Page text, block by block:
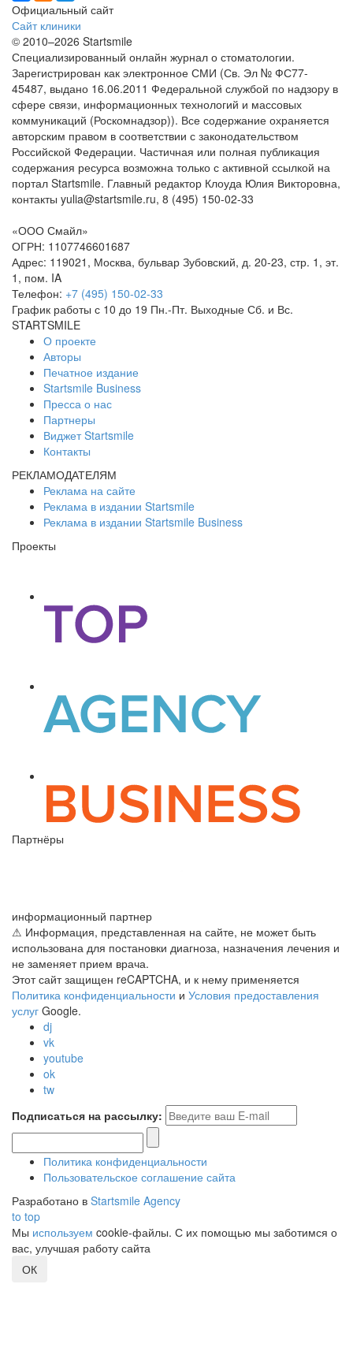
Официальный сайт
Сайт клиники
© 2010–2026 Startsmile
Специализированный онлайн журнал о стоматологии.
Зарегистрирован как электронное СМИ (Св. Эл № ФС77-
45487, выдано 16.06.2011 Федеральной службой по надзору в
сфере связи, информационных технологий и массовых
коммуникаций (Роскомнадзор)). Все содержание охраняется
авторским правом в соответствии с законодательством
Российской Федерации. Частичная или полная публикация
содержания ресурса возможна только с активной ссылкой на
портал Startsmile. Главный редактор Клоуда Юлия Викторовна,
контакты yulia@startsmile.ru, 8 (495) 150-02-33
«ООО Смайл»
ОГРН: 1107746601687
Адрес: 119021, Москва, бульвар Зубовский, д. 20-23, стр. 1, эт.
1, пом. IA
Телефон: +7 (495) 150-02-33
График работы с 10 до 19 Пн.-Пт. Выходные Сб. и Вс.
STARTSMILE
О проекте
Авторы
Печатное издание
Startsmile Business
Пресса о нас
Партнеры
Виджет Startsmile
Контакты
РЕКЛАМОДАТЕЛЯМ
Реклама на сайте
Реклама в издании Startsmile
Реклама в издании Startsmile Business
Проекты
Партнёры
информационный партнер
⚠ Информация, представленная на сайте, не может быть
использована для постановки диагноза, назначения лечения и
не заменяет прием врача.
Этот сайт защищен reCAPTCHA, и к нему применяется
Политика конфиденциальности и Условия предоставления
услуг Google.
dj
vk
youtube
ok
tw
Подписаться на рассылку:
Политика конфиденциальности
Пользовательское соглашение сайта
Разработано в Startsmile Agency
to top
Мы используем cookie-файлы. С их помощью мы заботимся о
вас, улучшая работу сайта
ОК